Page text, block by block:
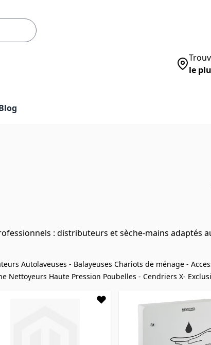
le
: distributeurs et sèche-mains adaptés
Autolaveuses - Balayeuses Chariots de ménage -
Nettoyeurs Haute Pression Poubelles - Cendriers X-